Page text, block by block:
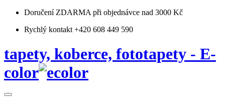
Doručení ZDARMA při objednávce nad 3000 Kč
Rychlý kontakt +420 608 449 590
tapety, koberce, fototapety - E-
color